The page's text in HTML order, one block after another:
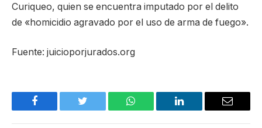
Curiqueo, quien se encuentra imputado por el delito
de «homicidio agravado por el uso de arma de fuego».
Fuente: juicioporjurados.org
Facebook Twitter WhatsApp LinkedIn Email